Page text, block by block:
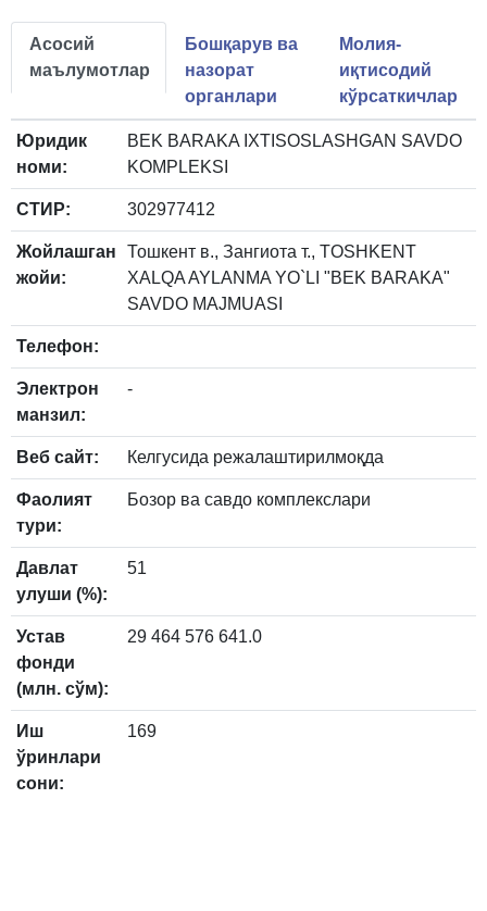
Асосий
маълумотлар
Бошқарув ва
назорат
органлари
Молия-
иқтисодий
кўрсаткичлар
Юридик
номи:
BEK BARAKA IXTISOSLASHGAN SAVDO
KOMPLEKSI
СТИР: 302977412
Жойлашган
жойи:
Тошкент в., Зангиота т., TOSHKENT
XALQA AYLANMA YO`LI "BEK BARAKA"
SAVDO MAJMUASI
Телефон:
Электрон
манзил:
-
Веб сайт: Келгусида режалаштирилмоқда
Фаолият
тури:
Бозор ва савдо комплекслари
Давлат
улуши (%):
51
Устав
фонди
(млн. сўм):
29 464 576 641.0
Иш
ўринлари
сони:
169